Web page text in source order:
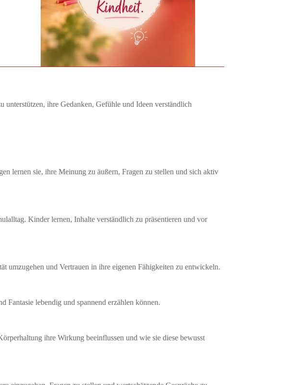
ihre Gedanken, Gefühle und Ideen verständlich
lernen sie, ihre Meinung zu äußern, Fragen zu stellen und sich aktiv
Kinder lernen, Inhalte verständlich zu präsentieren und vor
umzugehen und Vertrauen in ihre eigenen Fähigkeiten zu entwickeln.
Fantasie lebendig und spannend erzählen können.
ihre Wirkung beeinflussen und wie sie diese bewusst